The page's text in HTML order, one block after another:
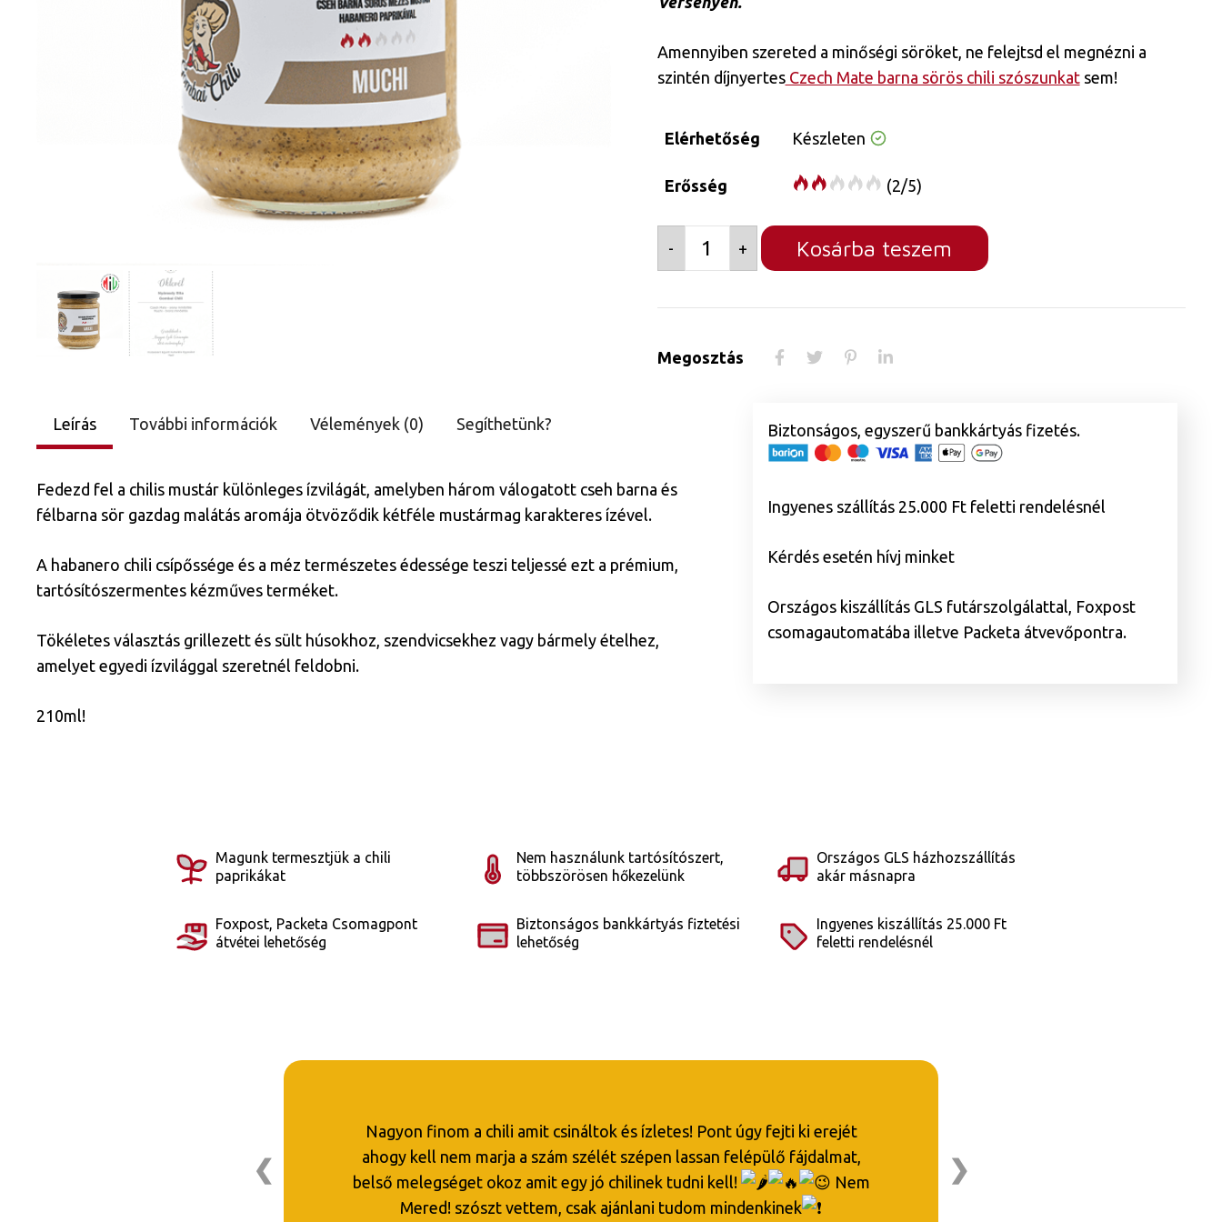
Amennyiben szereted a minőségi söröket, ne felejtsd el megnézni a
szintén díjnyertesCzech Mate barna sörös chili szószunkatsem!
Elérhetőség Készleten
Erősség (2/5)
-
barna
mézes
+ Kosárba teszem
Megosztás
Leírás További információk Vélemények (0) Segíthetünk?
Fedezd fel a chilis mustár különleges ízvilágát, amelyben három válogatott cseh barna és
félbarna sör gazdag malátás aromája ötvöződik kétféle mustármag karakteres ízével.
A habanero chili csípőssége és a méz természetes édessége teszi teljessé ezt a prémium,
tartósítószermentes kézműves terméket.
Tökéletes választás grillezett és sült húsokhoz, szendvicsekhez vagy bármely ételhez,
amelyet egyedi ízvilággal szeretnél feldobni.
210ml!
Biztonságos, egyszerű bankkártyás fizetés.
Ingyenes szállítás 25.000 Ft feletti rendelésnél
Kérdés esetén hívj minket
Országos kiszállítás GLS futárszolgálattal, Foxpost
csomagautomatába illetve Packeta átvevőpontra.
Magunk termesztjük a chili
paprikákat
Nem használunk tartósítószert,
többszörösen hőkezelünk
Országos GLS házhozszállítás
akár másnapra
Foxpost, Packeta Csomagpont
átvétei lehetőség
Biztonságos bankkártyás fiztetési
lehetőség
Ingyenes kiszállítás 25.000 Ft
feletti rendelésnél
Nagyon finom a chili amit csináltok és ízletes! Pont úgy fejti ki erejét
ahogy kell nem marja a szám szélét szépen lassan felépülő fájdalmat,
belső melegséget okoz amit egy jó chilinek tudni kell!
Nem
Mered! szószt vettem, csak ajánlani tudom mindenkinek
❮ ❯